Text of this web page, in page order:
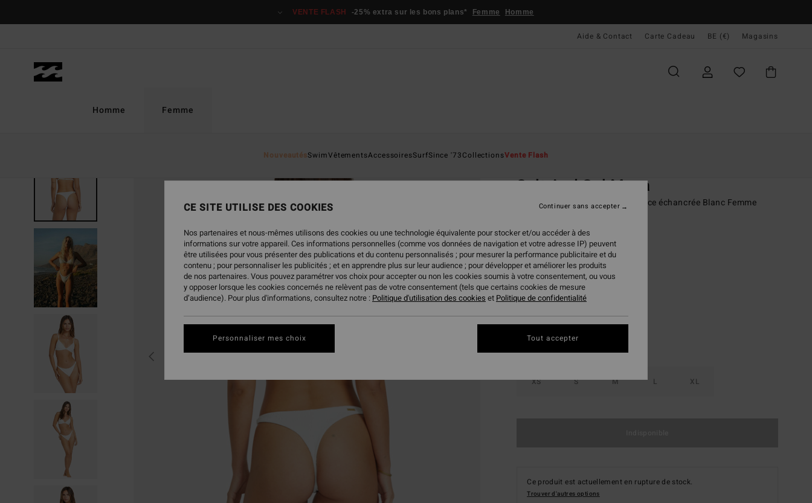
VENTE FLASH -25% extra sur les bons plans* Femme Homme
Aide & Contact Carte Cadeau BE (€) Magasins
Homme Femme
NouveautésSwimVêtementsAccessoiresSurfSince '73CollectionsVente Flash
Salt And Sol Maya
Bas de maillot de bain à couvrance échancrée Blanc Femme
39,95 €
VENTE FLASH 25% EXTRA
CouleurSalt Crystal
XS S M L XL
Ce produit est actuellement en rupture de stock.
Trouver d'autres options
CE SITE UTILISE DES COOKIES
Nos partenaires et nous-mêmes utilisons des cookies ou une technologie équivalente pour stocker et/ou accéder à des
informations sur votre appareil. Ces informations personnelles (comme vos données de navigation et votre adresse IP) peuvent
être utilisées pour vous présenter des publications et du contenu personnalisés ; pour mesurer la performance publicitaire et du
contenu ; pour personnaliser les publicités ; et en apprendre plus sur leur audience ; pour développer et améliorer les produits
de nos partenaires. Vous pouvez paramétrer vos choix pour accepter ou non les cookies soumis à votre consentement, ou vous
y opposer lorsque les cookies concernés ne relèvent pas de votre consentement (tels que certains cookies de mesure
d’audience). Pour plus d'informations, consultez notre : Politique d'utilisation des cookies et Politique de confidentialité
Personnaliser mes choix
Continuer sans accepter
Tout accepter